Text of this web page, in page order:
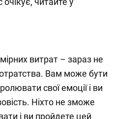
витрат – зараз не
Вам може бути
свої емоції і ви
Ніхто не зможе
і ви пройдете цей